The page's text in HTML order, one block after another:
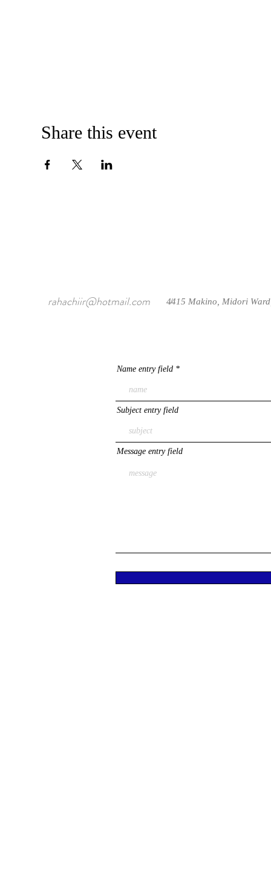
Share this event
rahachiir@hotmail.com /
4415 Makino, Midori
Name entry field
Subject entry field
Message entry field